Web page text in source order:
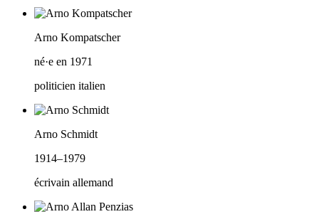
Arno Kompatscher
né·e en 1971
politicien italien
Arno Schmidt
1914–1979
écrivain allemand